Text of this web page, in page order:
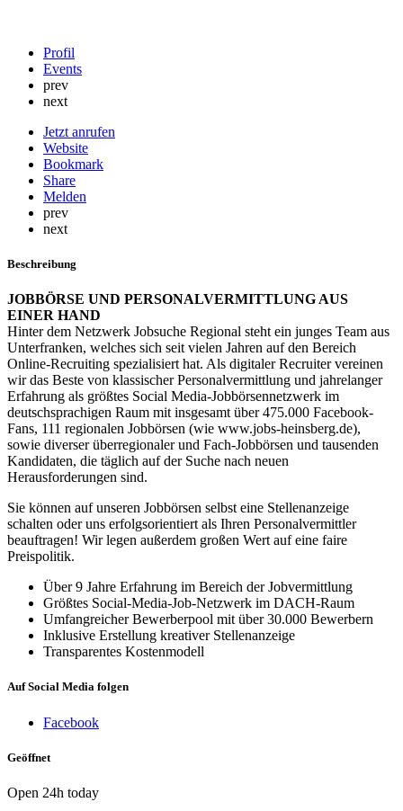
Profil
Events
prev
next
Jetzt anrufen
Website
Bookmark
Share
Melden
prev
next
Beschreibung
JOBBÖRSE UND PERSONALVERMITTLUNG AUS
EINER HAND
Hinter dem Netzwerk Jobsuche Regional steht ein junges Team aus
Unterfranken, welches sich seit vielen Jahren auf den Bereich
Online-Recruiting spezialisiert hat. Als digitaler Recruiter vereinen
wir das Beste von klassischer Personalvermittlung und jahrelanger
Erfahrung als größtes Social Media-Jobbörsennetzwerk im
deutschsprachigen Raum mit insgesamt über 475.000 Facebook-
Fans, 111 regionalen Jobbörsen (wie www.jobs-heinsberg.de),
sowie diverser überregionaler und Fach-Jobbörsen und tausenden
Kandidaten, die täglich auf der Suche nach neuen
Herausforderungen sind.
Sie können auf unseren Jobbörsen selbst eine Stellenanzeige
schalten oder uns erfolgsorientiert als Ihren Personalvermittler
beauftragen! Wir legen außerdem großen Wert auf eine faire
Preispolitik.
Über 9 Jahre Erfahrung im Bereich der Jobvermittlung
Größtes Social-Media-Job-Netzwerk im DACH-Raum
Umfangreicher Bewerberpool mit über 30.000 Bewerbern
Inklusive Erstellung kreativer Stellenanzeige
Transparentes Kostenmodell
Auf Social Media folgen
Facebook
Geöffnet
Open 24h today